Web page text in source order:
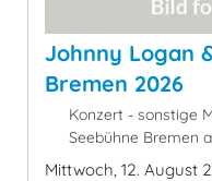
Johnny Logan
Bremen 2026
Konzert - sonstige
Seebühne Bremen
Mittwoch, 12. August